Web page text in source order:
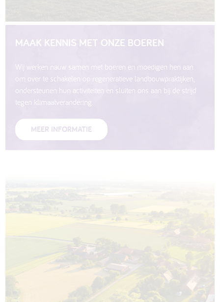
MAAK KENNIS MET ONZE BOEREN
Wij werken nauw samen met boeren en moedigen hen aan
om over te schakelen op regeneratieve landbouwpraktijken,
ondersteunen hun activiteiten en sluiten ons aan bij de strijd
tegen klimaatverandering.
MEER INFORMATIE